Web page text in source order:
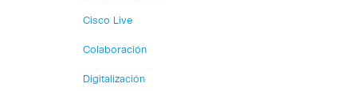
Cisco Live
Colaboración
Digitalización